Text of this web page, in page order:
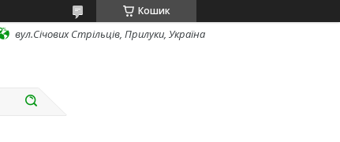
Кошик
вул.Січових Стрільців, Прилуки, Україна